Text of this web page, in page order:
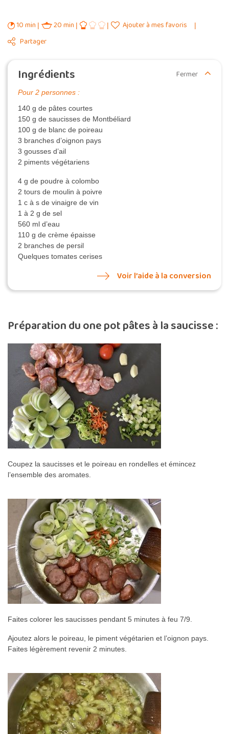
10 min 20 min
Ajouter à mes favoris
Partager
Ingrédients Fermer
Pour 2 personnes :
140 g de pâtes courtes
150 g de saucisses de Montbéliard
100 g de blanc de poireau
3 branches d’oignon pays
3 gousses d’ail
2 piments végétariens
4 g de poudre à colombo
2 tours de moulin à poivre
1 c à s de vinaigre de vin
1 à 2 g de sel
560 ml d’eau
110 g de crème épaisse
2 branches de persil
Quelques tomates cerises
Voir l’aide à la conversion
Préparation du one pot pâtes à la saucisse :
Coupez la saucisses et le poireau en rondelles et émincez
l’ensemble des aromates.
Faites colorer les saucisses pendant 5 minutes à feu 7/9.
Ajoutez alors le poireau, le piment végétarien et l’oignon pays.
Faites légèrement revenir 2 minutes.